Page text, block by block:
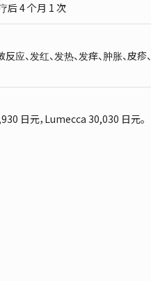
后 4 个月 1 次
、发红、发热、发痒、肿胀、皮疹、
日元，Lumecca 30,030 日元。